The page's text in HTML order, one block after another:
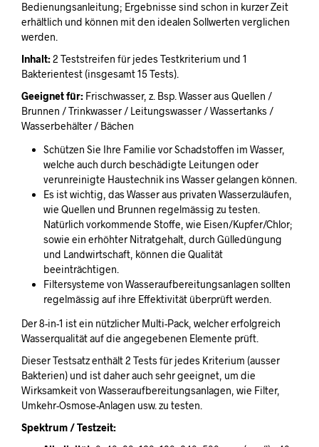
Bedienungsanleitung; Ergebnisse sind schon in kurzer Zeit
erhältlich und können mit den idealen Sollwerten verglichen
werden.
Inhalt:2 Teststreifen für jedes Testkriterium und 1
Bakterientest (insgesamt 15 Tests).
Geeignet für: Frischwasser, z. Bsp. Wasser aus Quellen /
Brunnen / Trinkwasser / Leitungswasser / Wassertanks /
Wasserbehälter / Bächen
Schützen Sie Ihre Familie vor Schadstoffen im Wasser,
welche auch durch beschädigte Leitungen oder
verunreinigte Haustechnik ins Wasser gelangen können.
Es ist wichtig, das Wasser aus privaten Wasserzuläufen,
wie Quellen und Brunnen regelmässig zu testen.
Natürlich vorkommende Stoffe, wie Eisen/Kupfer/Chlor;
sowie ein erhöhter Nitratgehalt, durch Gülledüngung
und Landwirtschaft, können die Qualität
beeinträchtigen.
Filtersysteme von Wasseraufbereitungsanlagen sollten
regelmässig auf ihre Effektivität überprüft werden.
Der 8-in-1 ist ein nützlicher Multi-Pack, welcher erfolgreich
Wasserqualität auf die angegebenen Elemente prüft.
Dieser Testsatz enthält 2 Tests für jedes Kriterium (ausser
Bakterien) und ist daher auch sehr geeignet, um die
Wirksamkeit von Wasseraufbereitungsanlagen, wie Filter,
Umkehr-Osmose-Anlagen usw. zu testen.
Spektrum / Testzeit: